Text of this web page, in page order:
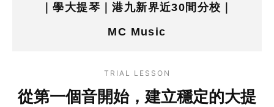
｜學大提琴｜港九新界近30間分校｜
MC Music
TRIAL LESSON
從第一個音開始，建立穩定的大提